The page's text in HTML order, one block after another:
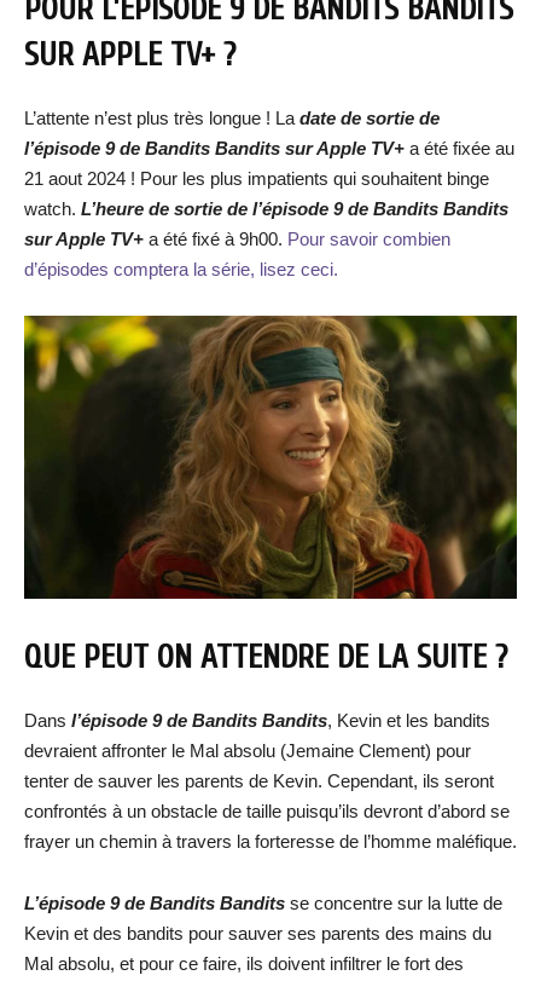
POUR L’ÉPISODE 9 DE BANDITS BANDITS
SUR APPLE TV+ ?
L’attente n’est plus très longue ! La date de sortie de
l’épisode 9 de Bandits Bandits sur Apple TV+ a été fixée au
21 aout 2024 ! Pour les plus impatients qui souhaitent binge
watch. L’heure de sortie de l’épisode 9 de Bandits Bandits
sur Apple TV+ a été fixé à 9h00. Pour savoir combien
d’épisodes comptera la série, lisez ceci.
QUE PEUT ON ATTENDRE DE LA SUITE ?
Dans l’épisode 9 de Bandits Bandits, Kevin et les bandits
devraient affronter le Mal absolu (Jemaine Clement) pour
tenter de sauver les parents de Kevin. Cependant, ils seront
confrontés à un obstacle de taille puisqu’ils devront d’abord se
frayer un chemin à travers la forteresse de l’homme maléfique.
L’épisode 9 de Bandits Bandits se concentre sur la lutte de
Kevin et des bandits pour sauver ses parents des mains du
Mal absolu, et pour ce faire, ils doivent infiltrer le fort des